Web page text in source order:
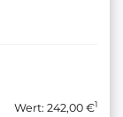
Wert: 242,00 €1